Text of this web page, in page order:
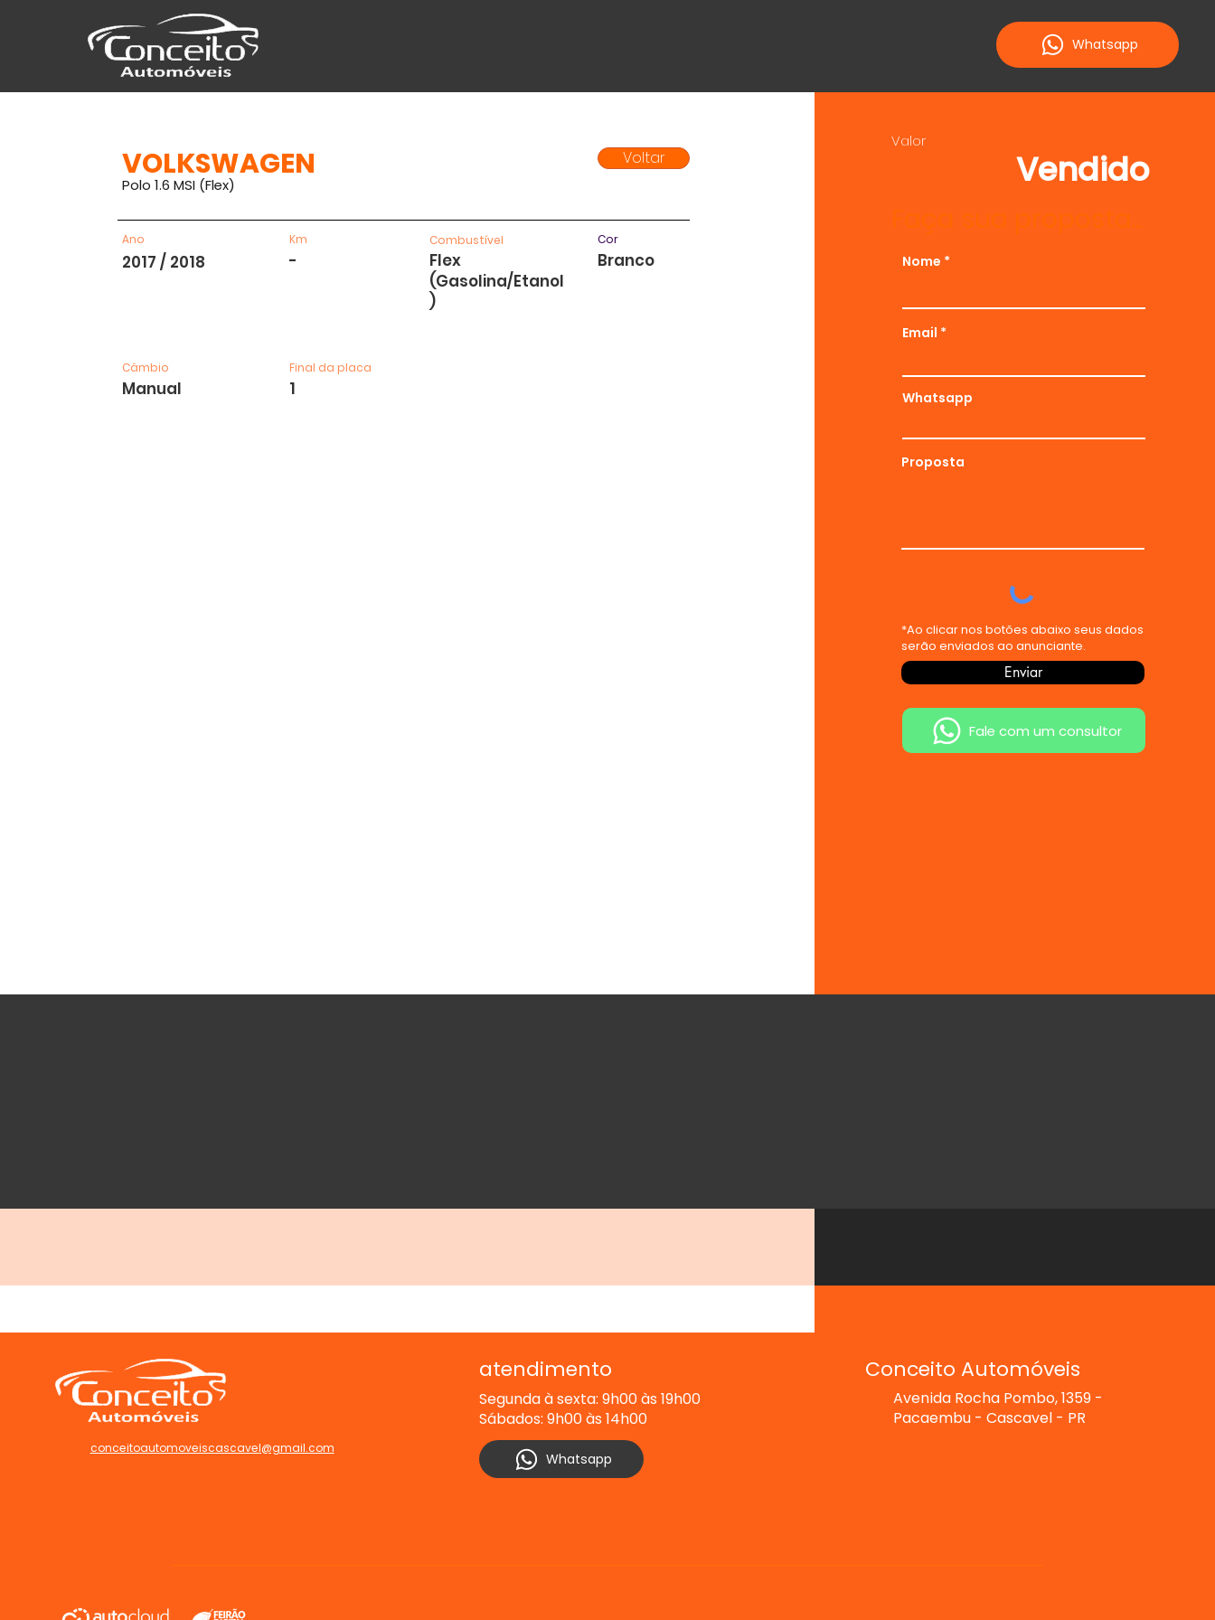
Whatsapp
VOLKSWAGEN
Polo 1.6 MSI (Flex)
Voltar
Ano
2017 / 2018
Km
-
Combustível
Flex
(Gasolina/Etanol
)
Cor
Branco
Câmbio
Manual
Final da placa
1
Valor
Vendido
Faça sua proposta...
Nome
Email
Whatsapp
Proposta
*Ao clicar nos botões abaixo seus dados
serão enviados ao anunciante.
Enviar
Fale com um consultor
conceitoautomoveiscascavel@gmail.com
atendimento
Segunda à sexta: 9h00 às 19h00
Sábados: 9h00 às 14h00
Whatsapp
Conceito Automóveis
Avenida Rocha Pombo, 1359 -
Pacaembu - Cascavel - PR